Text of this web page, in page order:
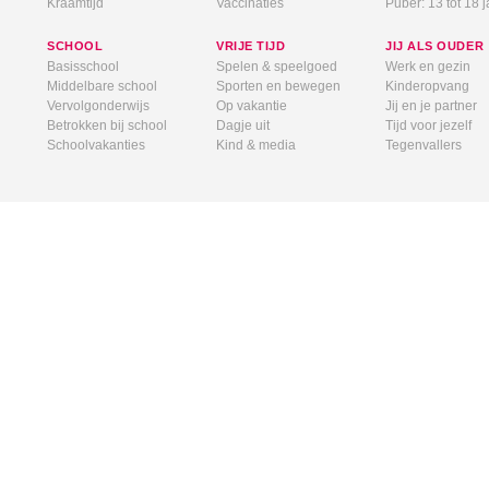
SCHOOL
Basisschool
Middelbare school
Vervolgonderwijs
Betrokken bij school
Schoolvakanties
VRIJE TIJD
Spelen & speelgoed
Sporten en bewegen
Op vakantie
Dagje uit
Kind & media
JIJ ALS OUDER
Werk en gezin
Kinderopvang
Jij en je partner
Tijd voor jezelf
Tegenvallers